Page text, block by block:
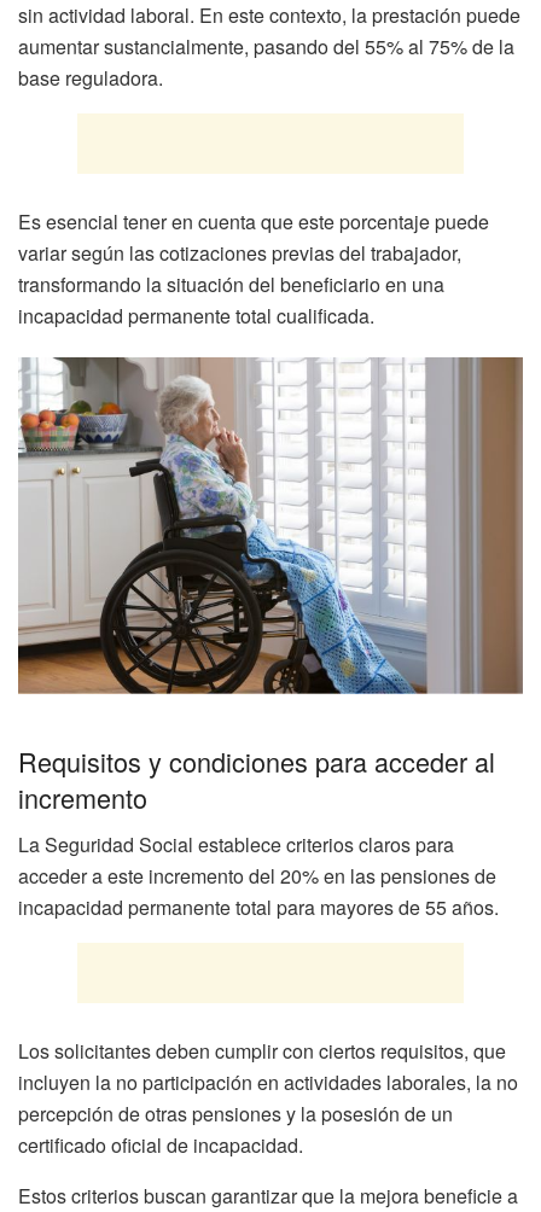
sin actividad laboral. En este contexto, la prestación puede
aumentar sustancialmente, pasando del 55% al 75% de la
base reguladora.
Es esencial tener en cuenta que este porcentaje puede
variar según las cotizaciones previas del trabajador,
transformando la situación del beneficiario en una
incapacidad permanente total cualificada.
Requisitos y condiciones para acceder al
incremento
La Seguridad Social establece criterios claros para
acceder a este incremento del 20% en las pensiones de
incapacidad permanente total para mayores de 55 años.
Los solicitantes deben cumplir con ciertos requisitos, que
incluyen la no participación en actividades laborales, la no
percepción de otras pensiones y la posesión de un
certificado oficial de incapacidad.
Estos criterios buscan garantizar que la mejora beneficie a